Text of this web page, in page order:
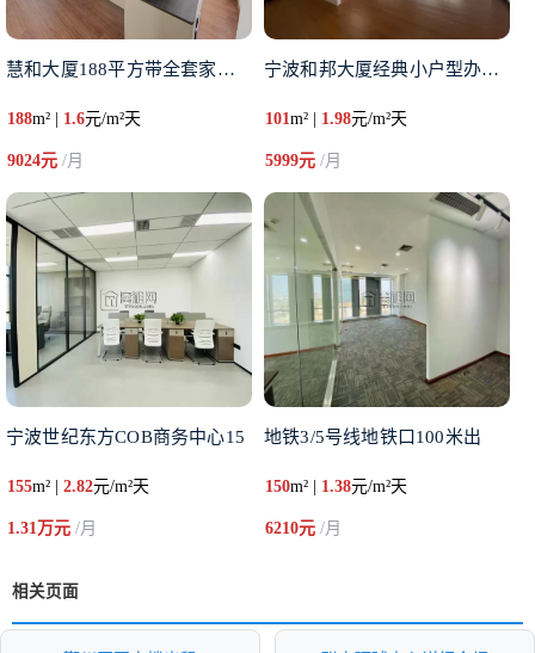
慧和大厦188平方带全套家具出
188m² | 1.6元/m²天
9024元 /月
宁波和邦大厦经典小户型办公室出
101m² | 1.98元/m²天
5999元/月
宁波世纪东方COB商务中心15
155m² | 2.82元/m²天
1.31万元 /月
地铁3/5号线地铁口100米出
150m² | 1.38元/m²天
6210元/月
相关页面